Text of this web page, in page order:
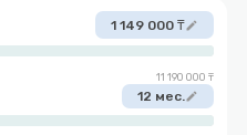
кредит с
в обе стороны
1 149 000 ₸edit
11 190 000 ₸
12 мес.edit